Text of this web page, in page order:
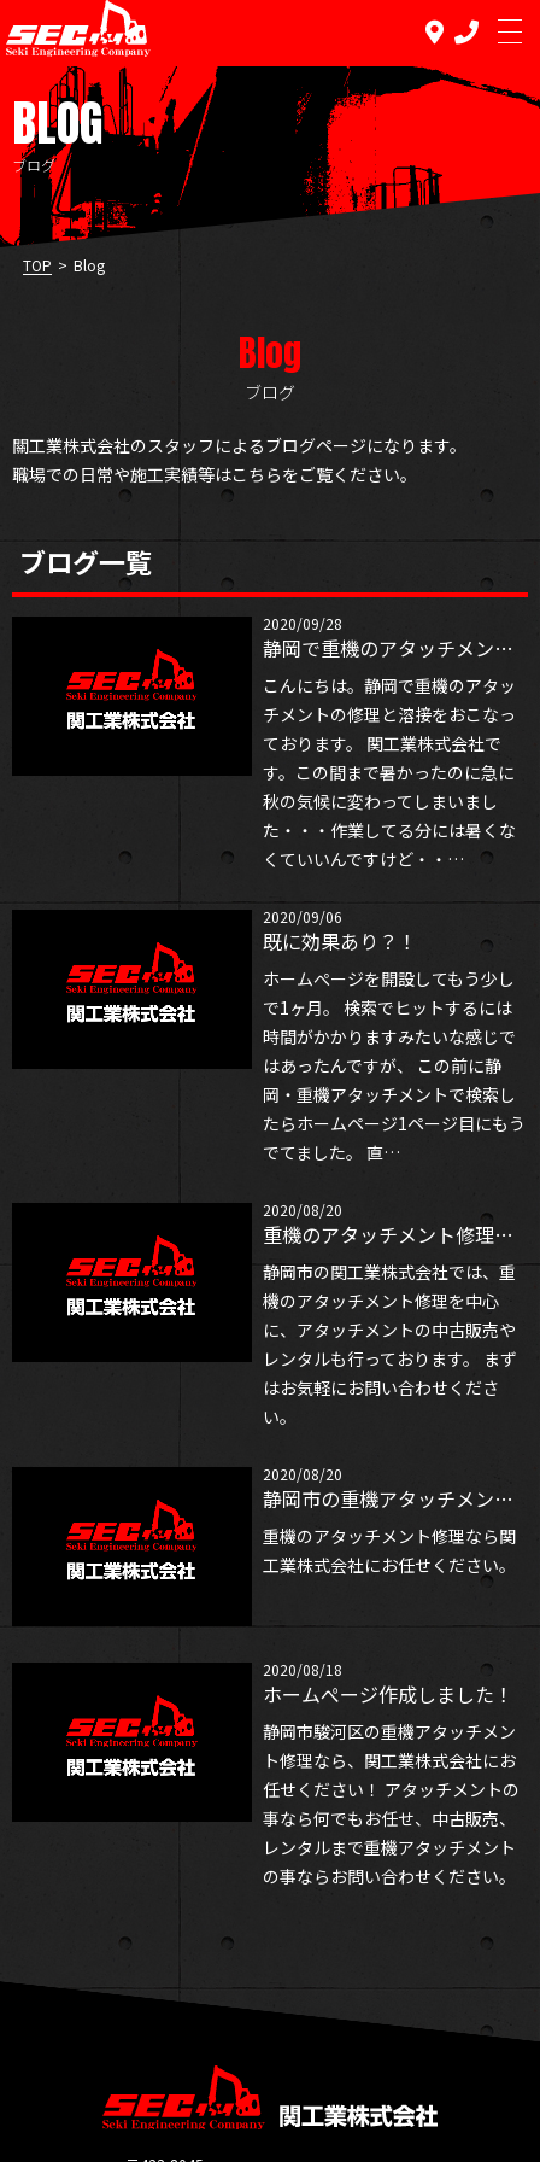
SALE
中古販売
RENTAL
求人情報
NEWS
お知らせ
BLOG
COMPANY
会社概要
BLOG
ブログ
TOP > Blog
Blog
ブログ
關工業株式会社のスタッフによるブログページになります。
職場での日常や施工実績等はこちらをご覧ください。
ブログ一覧
2020/09/28
静岡で重機のアタッチメント修理なら
こんにちは。静岡で重機のアタッ
チメントの修理と溶接をおこなっ
ております。 関工業株式会社で
す。この間まで暑かったのに急に
秋の気候に変わってしまいまし
た・・・作業してる分には暑くな
くていいんですけど・・…
2020/09/06
既に効果あり？！
ホームぺージを開設してもう少し
で1ヶ月。 検索でヒットするには
時間がかかりますみたいな感じで
はあったんですが、 この前に静
岡・重機アタッチメントで検索し
たらホームページ1ページ目にもう
でてました。 直…
2020/08/20
重機のアタッチメント修理なら
静岡市の関工業株式会社では、重
機のアタッチメント修理を中心
に、アタッチメントの中古販売や
レンタルも行っております。 まず
はお気軽にお問い合わせくださ
い。
2020/08/20
静岡市の重機アタッチメント修理なら
重機のアタッチメント修理なら関
工業株式会社にお任せください。
2020/08/18
ホームぺージ作成しました！
静岡市駿河区の重機アタッチメン
ト修理なら、関工業株式会社にお
任せください！ アタッチメントの
事なら何でもお任せ、中古販売、
レンタルまで重機アタッチメント
の事ならお問い合わせください。